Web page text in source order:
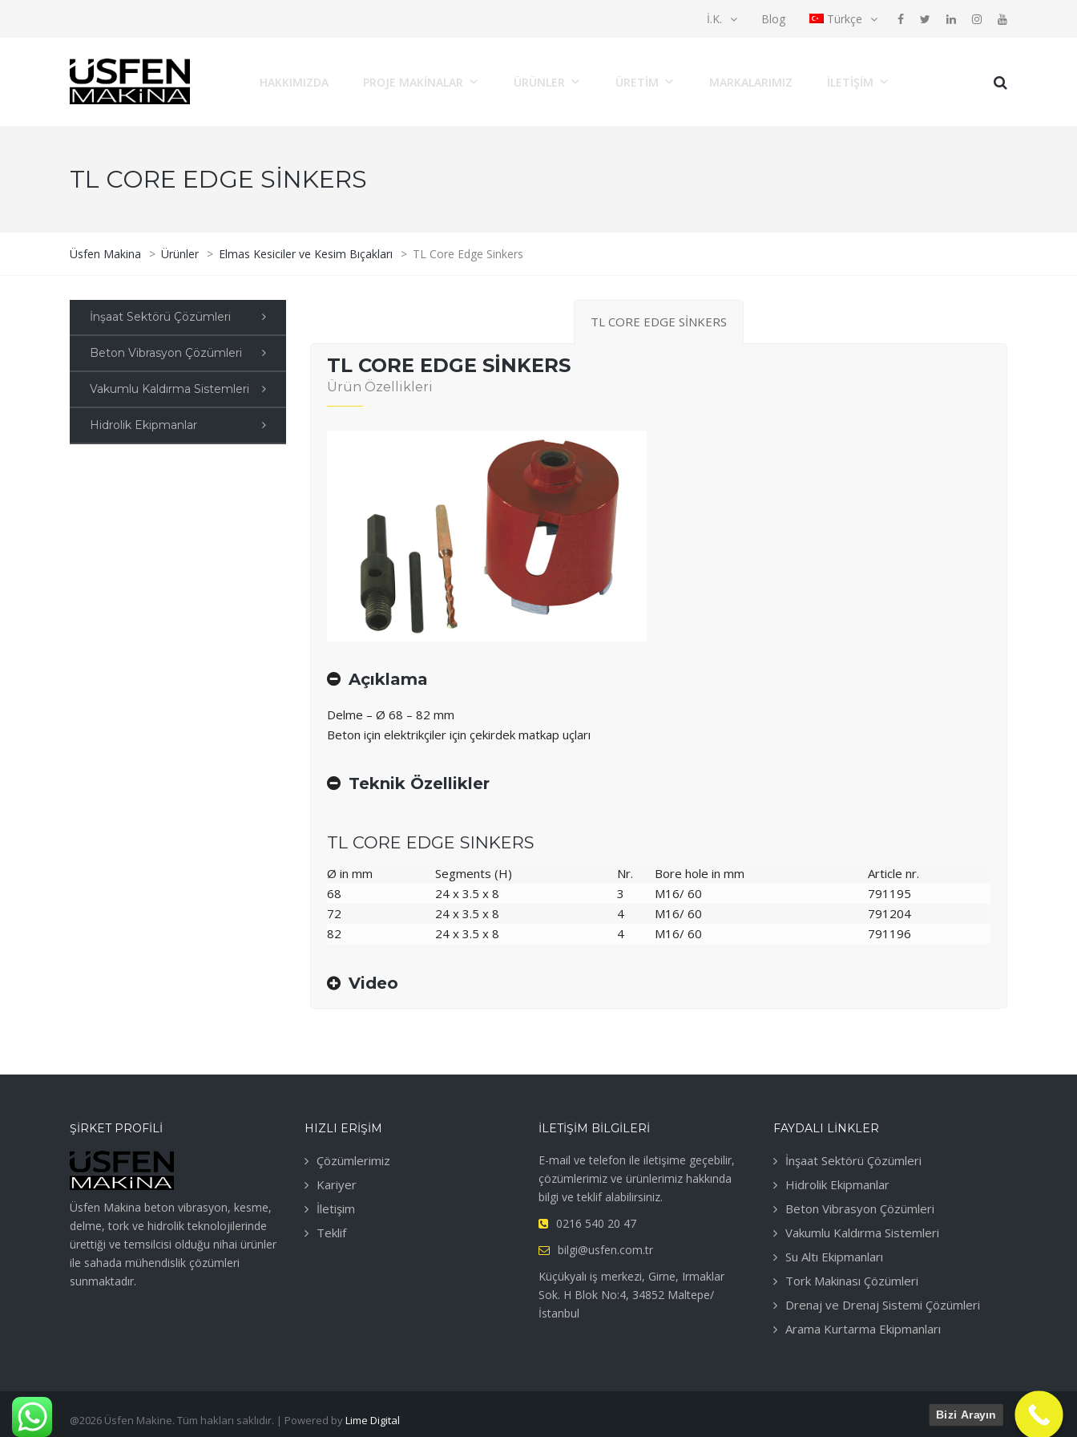
İ.K. Blog Türkçe
HAKKIMIZDA PROJE MAKINALAR ÜRÜNLER ÜRETİM MARKALARIMIZ İLETIŞIM
TL CORE EDGE SINKERS
Üsfen Makina > Ürünler > Elmas Kesiciler ve Kesim Bıçakları > TL Core Edge Sinkers
İnşaat Sektörü Çözümleri
Beton Vibrasyon Çözümleri
Vakumlu Kaldırma Sistemleri
Hidrolik Ekipmanlar
TL CORE EDGE SİNKERS
TL CORE EDGE SİNKERS
Ürün Özellikleri
Açıklama
Delme – Ø 68 – 82 mm
Beton için elektrikçiler için çekirdek matkap uçları
Teknik Özellikler
TL CORE EDGE SINKERS
Ø in mm Segments (H) Nr. Bore hole in mm
Article nr.
68
24 x 3.5 x 8 3 M16/ 60
791195
72
24 x 3.5 x 8 4 M16/ 60
791204
82
24 x 3.5 x 8 4 M16/ 60 791196
Video
ŞIRKET PROFILI
Üsfen Makina beton vibrasyon, kesme,
delme, tork ve hidrolik teknolojilerinde
ürettiği ve temsilcisi olduğu nihai ürünler
ile sahada mühendislik çözümleri
sunmaktadır.
HIZLI ERIŞIM
Çözümlerimiz
Kariyer
İletişim
Teklif
İLETIŞIM BILGILERI
E-mail ve telefon ile iletişime geçebilir,
çözümlerimiz ve ürünlerimiz hakkında
bilgi ve teklif alabilirsiniz.
0216 540 20 47
bilgi@usfen.com.tr
Küçükyalı iş merkezi, Girne, Irmaklar
Sok. H Blok No:4, 34852 Maltepe/
İstanbul
FAYDALI LINKLER
İnşaat Sektörü Çözümleri
Hidrolik Ekipmanlar
Beton Vibrasyon Çözümleri
Vakumlu Kaldırma Sistemleri
Su Altı Ekipmanları
Tork Makinası Çözümleri
Drenaj ve Drenaj Sistemi Çözümleri
Arama Kurtarma Ekipmanları
@2026 Üsfen Makine. Tüm hakları saklıdır. | Powered byLime Digital Bizi Arayın